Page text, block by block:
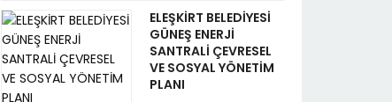
ELEŞKİRT BELEDİYESİ
GÜNEŞ ENERJİ
SANTRALİ ÇEVRESEL
VE SOSYAL YÖNETİM
PLANI